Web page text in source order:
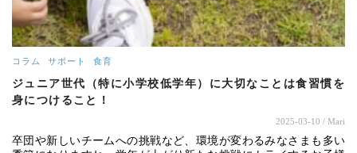
コラム サポート 食育
ジュニア世代（特に小学校低学年）に大切なことは食習慣を
身につけること！
2025-03-10 / Mari
卒団や新しいチームへの挑戦など、環境が変わるみなさまも多い